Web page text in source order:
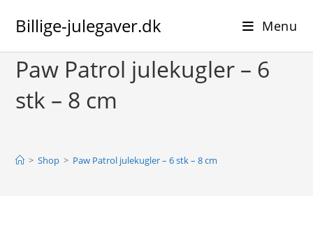
Billige-julegaver.dk Menu
Paw Patrol julekugler – 6
stk – 8 cm
> Shop > Paw Patrol julekugler – 6 stk – 8 cm